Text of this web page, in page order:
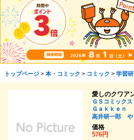
トップページ> 本・コミック > コミック > 学習
愛しのクワア
ＧＳコミック
Ｇａｋｋｅｎ
高井研一郎
価格
576円